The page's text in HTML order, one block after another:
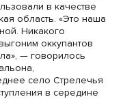
в качестве
область. «Это наша
Никакого
оккупантов
— говорилось
село Стрелечья
в середине